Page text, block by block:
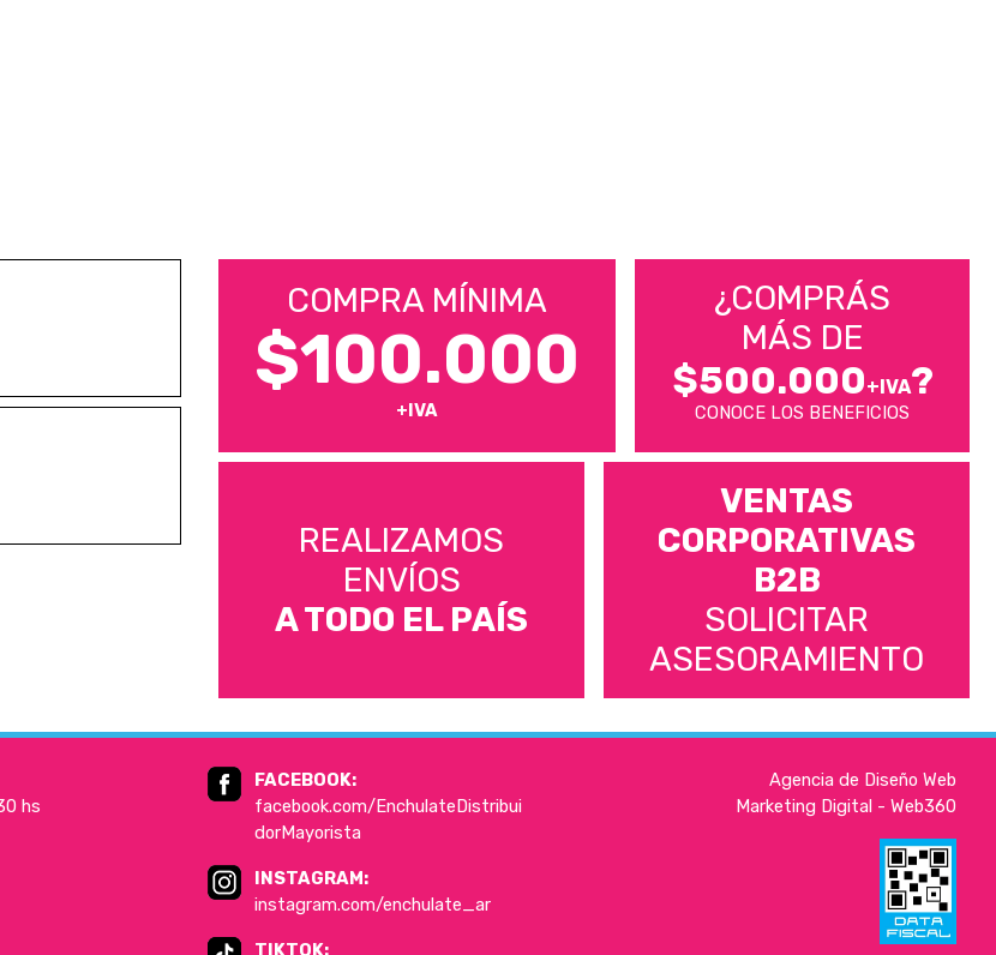
COMPRA MÍNIMA
$100.000
+IVA
¿COMPRÁS
MÁS DE
$500.000+IVA?
CONOCE LOS BENEFICIOS
REALIZAMOS
ENVÍOS
A TODO EL PAÍS
VENTAS
CORPORATIVAS
B2B
SOLICITAR
ASESORAMIENTO
hs
FACEBOOK:
facebook.com/EnchulateDistribui
dorMayorista
INSTAGRAM:
instagram.com/enchulate_ar
TIKTOK:
Agencia de Diseño Web
Marketing Digital - Web360